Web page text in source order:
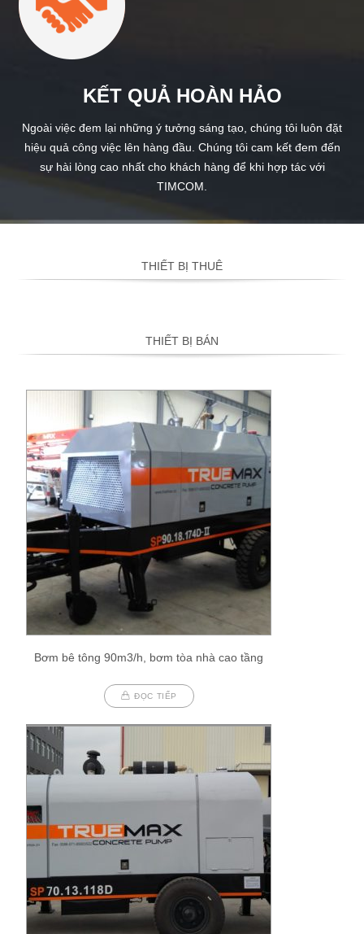
KẾT QUẢ HOÀN HẢO
Ngoài việc đem lại những ý tưởng sáng tạo, chúng tôi luôn đặt
hiệu quả công việc lên hàng đầu. Chúng tôi cam kết đem đến
sự hài lòng cao nhất cho khách hàng để khi hợp tác với
TIMCOM.
THIẾT BỊ THUÊ
THIẾT BỊ BÁN
Bơm bê tông 90m3/h, bơm tòa nhà cao tầng
ĐỌC TIẾP